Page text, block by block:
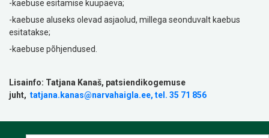
-kaebuse esitamise kuupäeva;
-kaebuse aluseks olevad asjaolud, millega seonduvalt kaebus
esitatakse;
-kaebuse põhjendused.
Lisainfo: Tatjana Kanaš, patsiendikogemuse
juht, tatjana.kanas@narvahaigla.ee, tel. 35 71 856